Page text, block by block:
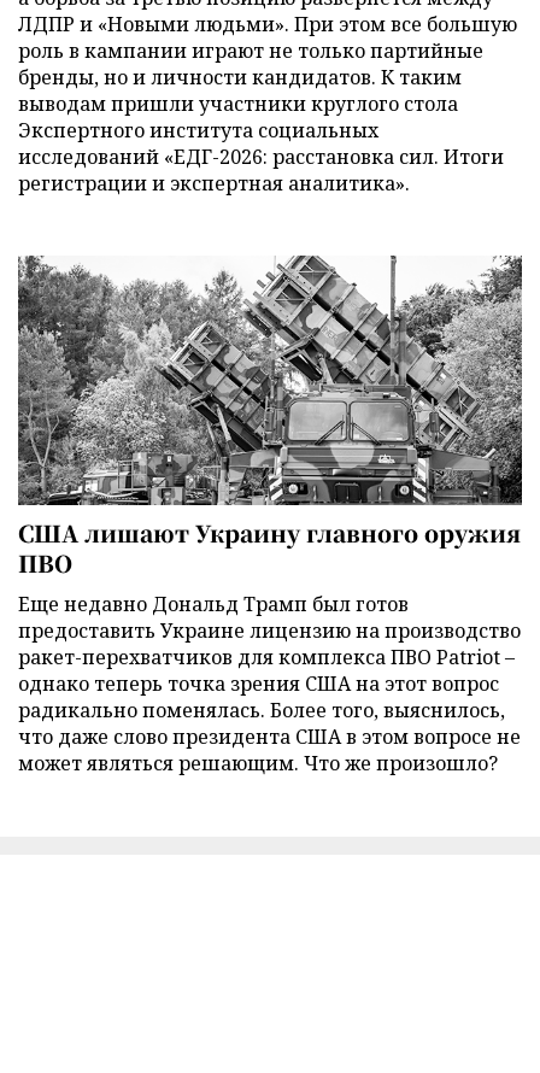
ЛДПР и «Новыми людьми». При этом все большую
роль в кампании играют не только партийные
бренды, но и личности кандидатов. К таким
выводам пришли участники круглого стола
Экспертного института социальных
исследований «ЕДГ-2026: расстановка сил. Итоги
регистрации и экспертная аналитика».
США лишают Украину главного оружия
ПВО
Еще недавно Дональд Трамп был готов
предоставить Украине лицензию на производство
ракет-перехватчиков для комплекса ПВО Patriot –
однако теперь точка зрения США на этот вопрос
радикально поменялась. Более того, выяснилось,
что даже слово президента США в этом вопросе не
может являться решающим. Что же произошло?